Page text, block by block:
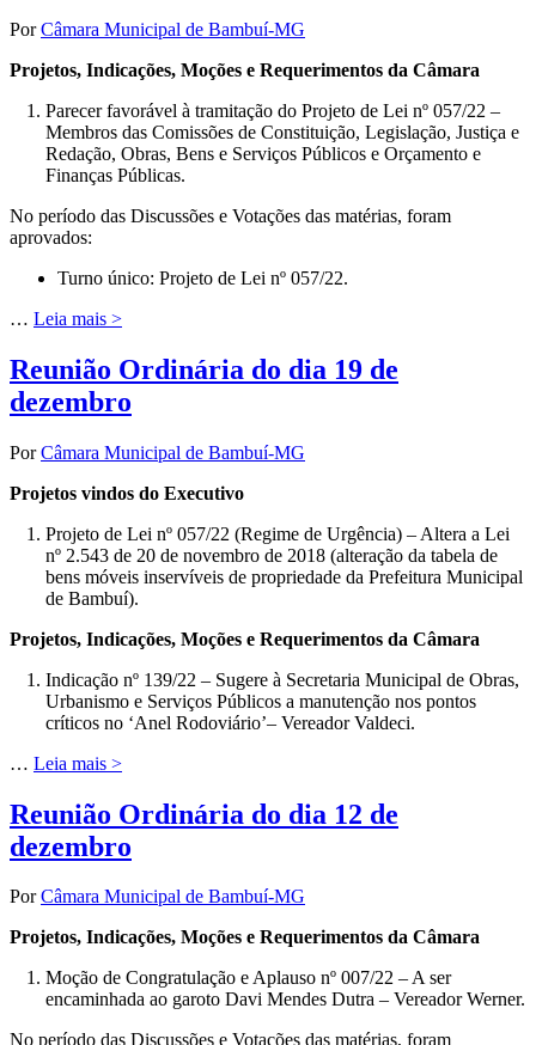
PorCâmara Municipal de Bambuí-MG
Projetos, Indicações, Moções e Requerimentos da Câmara
Parecer favorável à tramitação do Projeto de Lei nº 057/22 –
Membros das Comissões de Constituição, Legislação, Justiça e
Redação, Obras, Bens e Serviços Públicos e Orçamento e
Finanças Públicas.
No período das Discussões e Votações das matérias, foram
aprovados:
Turno único: Projeto de Lei nº 057/22.
… Leia mais >
Reunião Ordinária do dia 19 de
dezembro
PorCâmara Municipal de Bambuí-MG
Projetos vindos do Executivo
Projeto de Lei nº 057/22 (Regime de Urgência) – Altera a Lei
nº 2.543 de 20 de novembro de 2018 (alteração da tabela de
bens móveis inservíveis de propriedade da Prefeitura Municipal
de Bambuí).
Projetos, Indicações, Moções e Requerimentos da Câmara
Indicação nº 139/22 – Sugere à Secretaria Municipal de Obras,
Urbanismo e Serviços Públicos a manutenção nos pontos
críticos no ‘Anel Rodoviário’– Vereador Valdeci.
… Leia mais >
Reunião Ordinária do dia 12 de
dezembro
PorCâmara Municipal de Bambuí-MG
Projetos, Indicações, Moções e Requerimentos da Câmara
Moção de Congratulação e Aplauso nº 007/22 – A ser
encaminhada ao garoto Davi Mendes Dutra – Vereador Werner.
No período das Discussões e Votações das matérias, foram